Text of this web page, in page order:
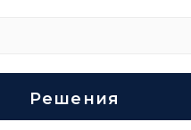
Решения